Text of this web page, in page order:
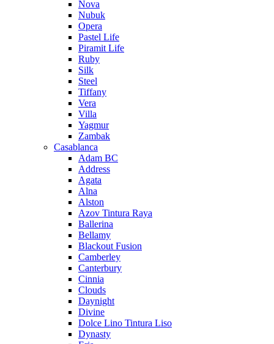
Nova
Nubuk
Opera
Pastel Life
Piramit Life
Ruby
Silk
Steel
Tiffany
Vera
Villa
Yagmur
Zambak
Casablanca
Adam BC
Address
Agata
Alna
Alston
Azov Tintura Raya
Ballerina
Bellamy
Blackout Fusion
Camberley
Canterbury
Cinnia
Clouds
Daynight
Divine
Dolce Lino Tintura Liso
Dynasty